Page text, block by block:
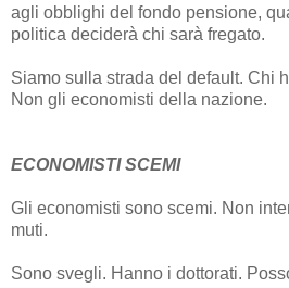
agli obblighi del fondo pensione,
politica deciderà chi sarà fregato.
Siamo sulla strada del default. Chi
Non gli economisti della nazione.
ECONOMISTI SCEMI
Gli economisti sono scemi. Non
muti.
Sono svegli. Hanno i dottorati.